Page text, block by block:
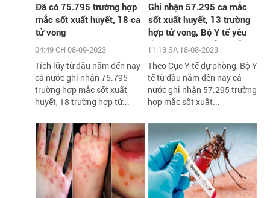
Đã có 75.795 trường hợp
mắc sốt xuất huyết, 18 ca
tử vong
04:49 CH 08-09-2023
Tích lũy từ đầu năm đến nay
cả nước ghi nhận 75.795
trường hợp mắc sốt xuất
huyết, 18 trường hợp tử...
Ghi nhận 57.295 ca mắc
sốt xuất huyết, 13 trường
hợp tử vong, Bộ Y tế yêu
cầu xử lý triệt để các ổ
11:13 SA 18-08-2023
Theo Cục Y tế dự phòng, Bộ Y
tế từ đầu năm đến nay cả
nước ghi nhận 57.295 trường
hợp mắc sốt xuất...